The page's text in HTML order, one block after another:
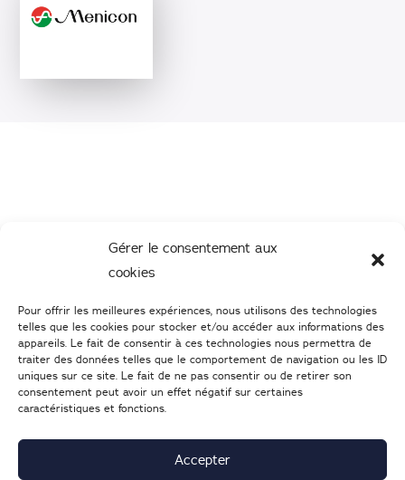
Gérer le consentement aux
cookies
Pour offrir les meilleures expériences, nous utilisons des technologies
telles que les cookies pour stocker et/ou accéder aux informations des
appareils. Le fait de consentir à ces technologies nous permettra de
traiter des données telles que le comportement de navigation ou les ID
uniques sur ce site. Le fait de ne pas consentir ou de retirer son
consentement peut avoir un effet négatif sur certaines
caractéristiques et fonctions.
Accepter
25 Boulevard Heurteloup37000 TOURS
u mardi au samedi : 9h30-19h